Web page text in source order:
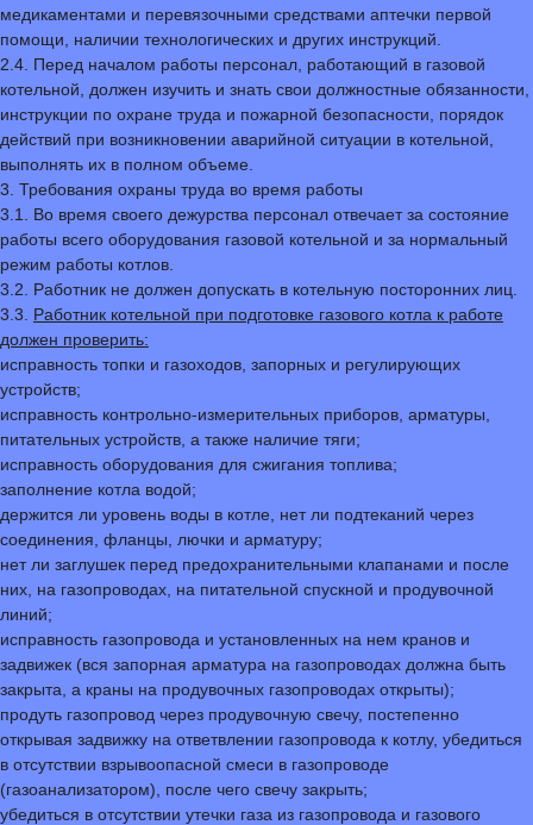
медикаментами и перевязочными средствами аптечки первой
помощи, наличии технологических и других инструкций.
2.4. Перед началом работы персонал, работающий в газовой
котельной, должен изучить и знать свои должностные обязанности,
инструкции по охране труда и пожарной безопасности, порядок
действий при возникновении аварийной ситуации в котельной,
выполнять их в полном объеме.
3. Требования охраны труда во время работы
3.1. Во время своего дежурства персонал отвечает за состояние
работы всего оборудования газовой котельной и за нормальный
режим работы котлов.
3.2. Работник не должен допускать в котельную посторонних лиц.
3.3. Работник котельной при подготовке газового котла к работе
должен проверить:
исправность топки и газоходов, запорных и регулирующих
устройств;
исправность контрольно-измерительных приборов, арматуры,
питательных устройств, а также наличие тяги;
исправность оборудования для сжигания топлива;
заполнение котла водой;
держится ли уровень воды в котле, нет ли подтеканий через
соединения, фланцы, лючки и арматуру;
нет ли заглушек перед предохранительными клапанами и после
них, на газопроводах, на питательной спускной и продувочной
линий;
исправность газопровода и установленных на нем кранов и
задвижек (вся запорная арматура на газопроводах должна быть
закрыта, а краны на продувочных газопроводах открыты);
продуть газопровод через продувочную свечу, постепенно
открывая задвижку на ответвлении газопровода к котлу, убедиться
в отсутствии взрывоопасной смеси в газопроводе
(газоанализатором), после чего свечу закрыть;
убедиться в отсутствии утечки газа из газопровода и газового